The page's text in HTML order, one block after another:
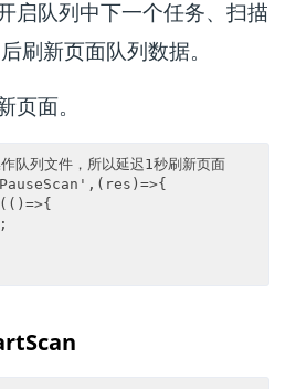
启队列中下一个任务、扫描
刷新页面队列数据。
页面。
队列文件，所以延迟1秒刷新页面